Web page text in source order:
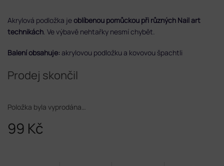
99 Kč
Prodej skončil
Položka byla vyprodána…
Akrylová podložka jeoblíbenou pomůckou při různých Nail art
technikách . Ve výbavě nehtařky nesmí chybět.
Balení obsahuje: akrylovou podložku a kovovou špachtli